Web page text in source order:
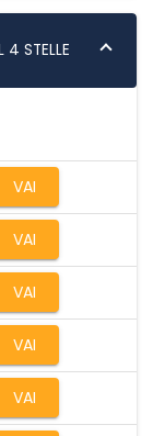
4 STELLE
VAI
VAI
VAI
VAI
VAI